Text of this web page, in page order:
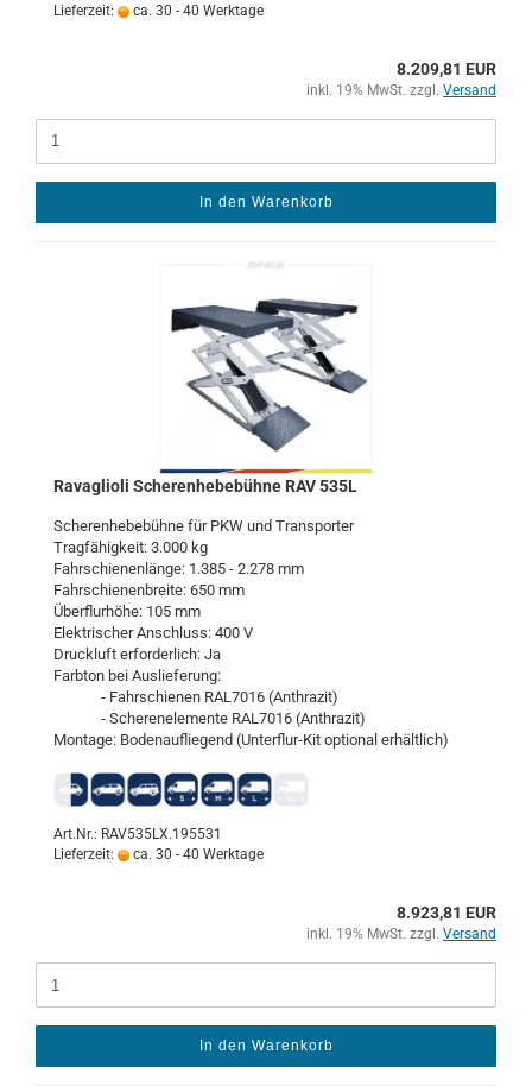
Lieferzeit:
ca. 30 - 40 Werktage
8.209,81 EUR
inkl. 19% MwSt. zzgl. Versand
In den Warenkorb
Ra­vaglio­li Sche­ren­he­be­büh­ne RAV 535L
Sche­ren­he­be­büh­ne für PKW und Trans­por­ter
Trag­fä­hig­keit: 3.000 kg
Fahr­schie­nen­län­ge: 1.385 - 2.278 mm
Fahr­schie­nen­brei­te: 650 mm
Über­flur­hö­he: 105 mm
Elek­tri­scher An­schluss: 400 V
Druck­luft er­for­der­lich: Ja
Farb­ton bei Aus­lie­fe­rung:
- Fahr­schie­nen RAL7016 (An­thra­zit)
- Sche­ren­ele­men­te RAL7016 (An­thra­zit)
Mon­ta­ge: Bo­den­auf­lie­gend (Unterflur-​Kit op­tio­nal er­hält­lich)
Art.Nr.: RAV535LX.195531
Lieferzeit:
ca. 30 - 40 Werktage
8.923,81 EUR
inkl. 19% MwSt. zzgl. Versand
In den Warenkorb